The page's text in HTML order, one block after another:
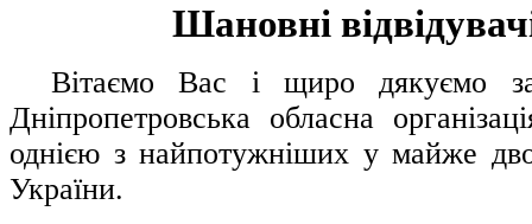
Шановні
Вітаємо Вас і щиро дякуємо за
Дніпропетровська обласна
однією з найпотужніших у майже
України.